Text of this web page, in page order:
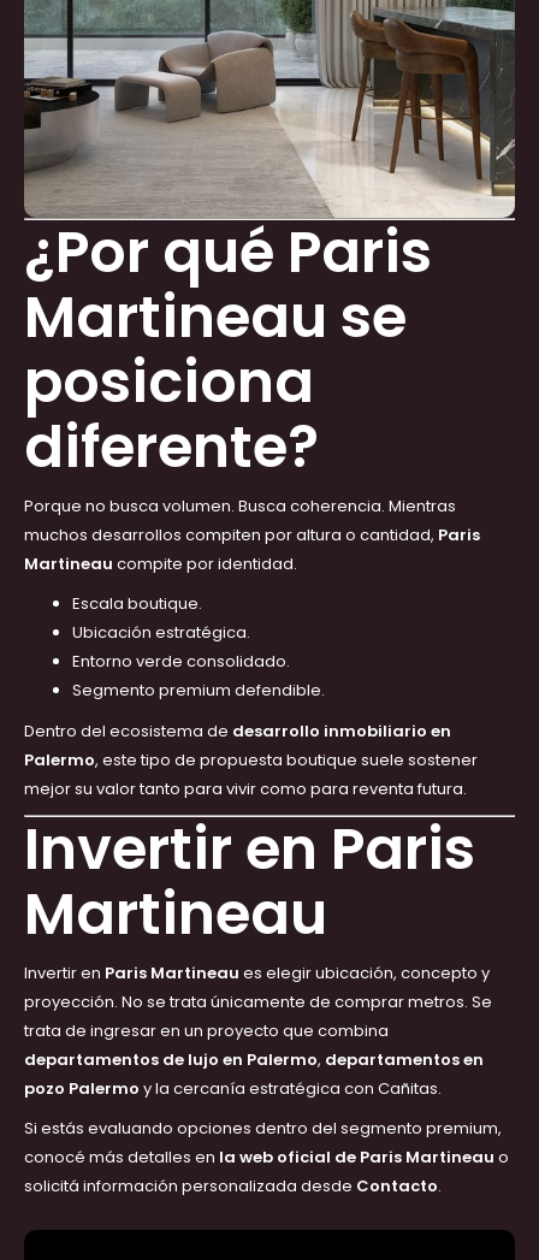
¿Por qué Paris
Martineau se
posiciona
diferente?
Porque no busca volumen. Busca coherencia. Mientras
muchos desarrollos compiten por altura o cantidad, Paris
Martineau compite por identidad.
Escala boutique.
Ubicación estratégica.
Entorno verde consolidado.
Segmento premium defendible.
Dentro del ecosistema de desarrollo inmobiliario en
Palermo, este tipo de propuesta boutique suele sostener
mejor su valor tanto para vivir como para reventa futura.
Invertir en Paris
Martineau
Invertir en Paris Martineau es elegir ubicación, concepto y
proyección. No se trata únicamente de comprar metros. Se
trata de ingresar en un proyecto que combina
departamentos de lujo en Palermo, departamentos en
pozo Palermo y la cercanía estratégica con Cañitas.
Si estás evaluando opciones dentro del segmento premium,
conocé más detalles en la web oficial de Paris Martineau o
solicitá información personalizada desde Contacto.